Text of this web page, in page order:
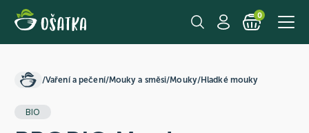
0
/Vaření a pečení/Mouky a směsi/Mouky/Hladké mouky
BIO